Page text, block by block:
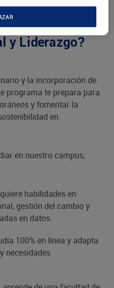
de
en
y Liderazgo?
y la incorporación de
programa te prepara para
y fomentar la
en
en nuestro campus,
habilidades en
gestión del cambio y
en datos.
100% en línea y adapta
necesidades